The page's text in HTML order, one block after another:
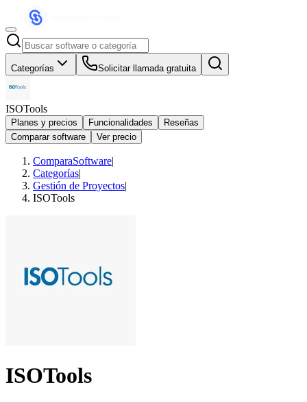
Categorías Solicitar llamada gratuita
ISOTools
Planes y precios Funcionalidades
Reseñas
Comparar software
Ver precio
ComparaSoftware|
Categorías|
Gestión de Proyectos|
ISOTools
ISOTools